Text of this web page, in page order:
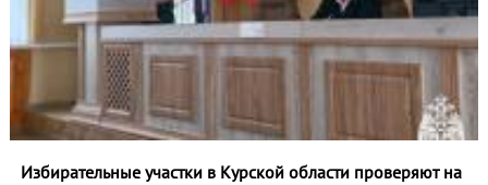
Избирательные участки в Курской области проверяют на